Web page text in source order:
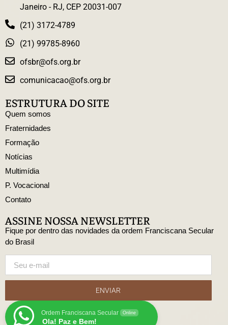
Janeiro - RJ, CEP 20031-007
(21) 3172-4789
(21) 99785-8960
ofsbr@ofs.org.br
comunicacao@ofs.org.br
ESTRUTURA DO SITE
Quem somos
Fraternidades
Formação
Notícias
Multimídia
P. Vocacional
Contato
ASSINE NOSSA NEWSLETTER
Fique por dentro das novidades da ordem Franciscana Secular
do Brasil
ENVIAR
Ordem Franciscana Secular Online
Ola! Paz e Bem!